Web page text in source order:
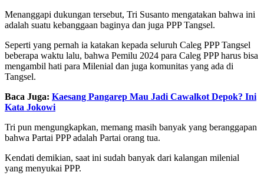
Menanggapi dukungan tersebut, Tri Susanto mengatakan bahwa ini
adalah suatu kebanggaan baginya dan juga PPP Tangsel.
Seperti yang pernah ia katakan kepada seluruh Caleg PPP Tangsel
beberapa waktu lalu, bahwa Pemilu 2024 para Caleg PPP harus bisa
mengambil hati para Milenial dan juga komunitas yang ada di
Tangsel.
Baca Juga: Kaesang Pangarep Mau Jadi Cawalkot Depok? Ini
Kata Jokowi
Tri pun mengungkapkan, memang masih banyak yang beranggapan
bahwa Partai PPP adalah Partai orang tua.
Kendati demikian, saat ini sudah banyak dari kalangan milenial
yang menyukai PPP.